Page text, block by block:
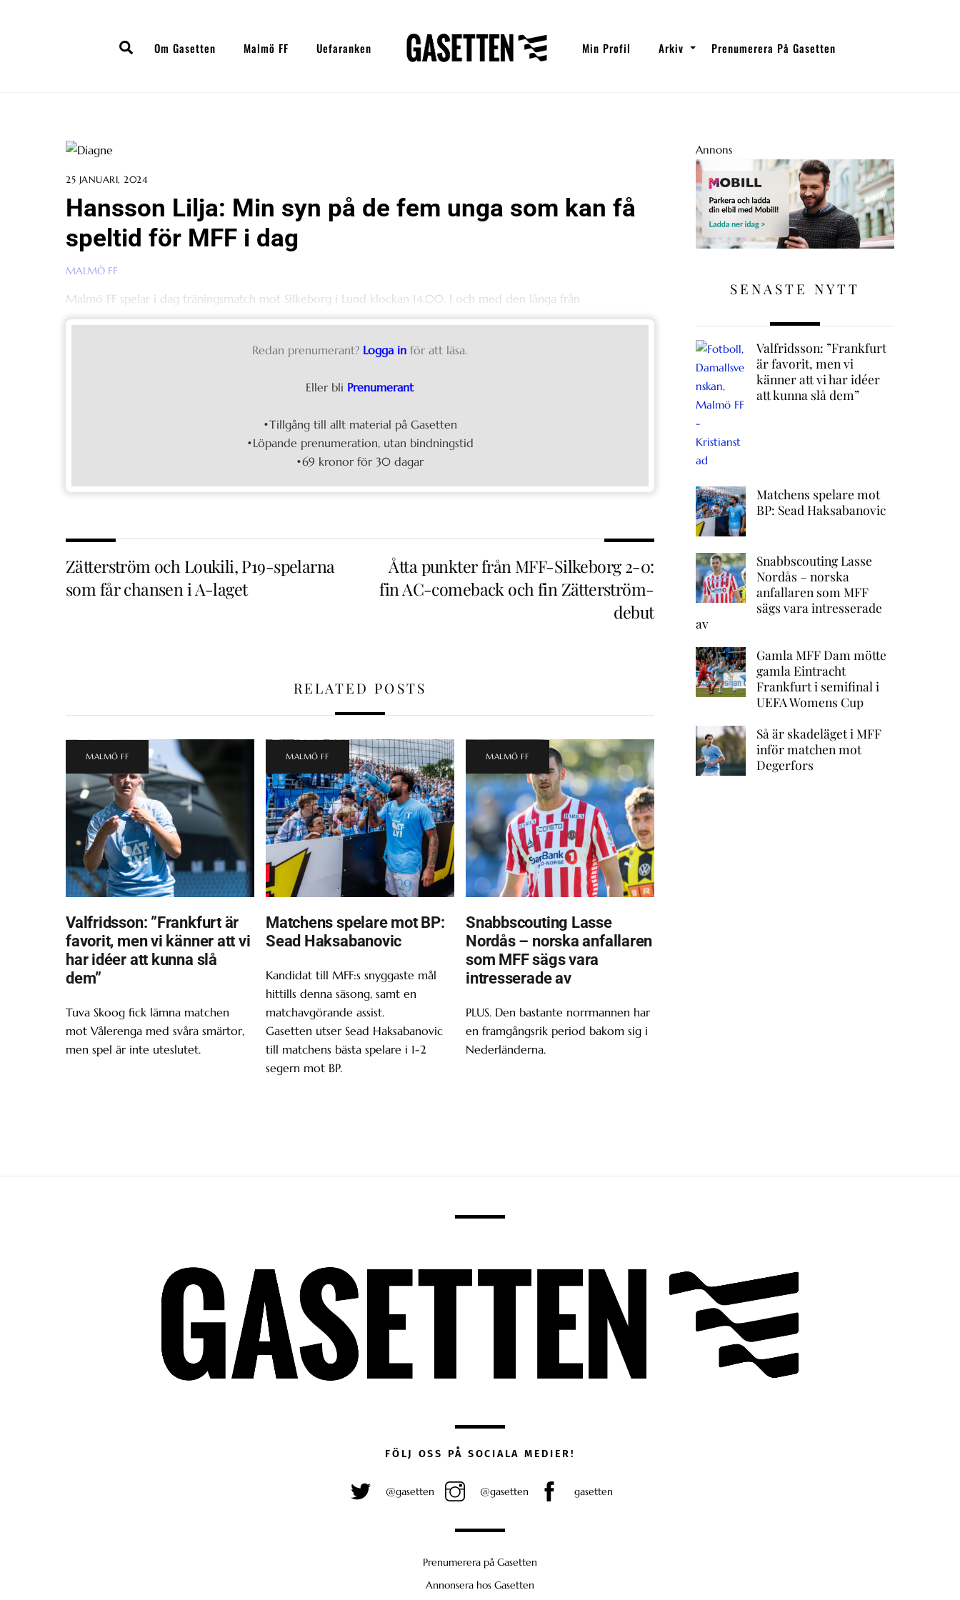
SearchOm Gasetten Malmö FF Uefaranken Min Profil Arkiv Prenumerera På Gasetten
25 JANUARI, 2024
Hansson Lilja: Min syn på de fem unga som kan få
speltid för MFF i dag
MALMÖ FF
Malmö FF spelar i dag träningsmatch mot Silkeborg i Lund klockan 14.00. I och med den långa från
Redan prenumerant? Logga in för att läsa.
Eller bli Prenumerant
•Tillgång till allt material på Gasetten
•Löpande prenumeration, utan bindningstid
•69 kronor för 30 dagar
Zätterström och Loukili, P19-spelarna
som får chansen i A-laget
Åtta punkter från MFF-Silkeborg 2-0:
fin AC-comeback och fin Zätterström-
debut
RELATED POSTS
MALMÖ FF
Valfridsson: ”Frankfurt är
favorit, men vi känner att vi
har idéer att kunna slå
dem”
Tuva Skoog fick lämna matchen
mot Vålerenga med svåra smärtor,
men spel är inte uteslutet.
MALMÖ FF
Matchens spelare mot BP:
Sead Haksabanovic
Kandidat till MFF:s snyggaste mål
hittills denna säsong, samt en
matchavgörande assist.
Gasetten utser Sead Haksabanovic
till matchens bästa spelare i 1-2
segern mot BP.
MALMÖ FF
Snabbscouting Lasse
Nordås – norska anfallaren
som MFF sägs vara
intresserade av
PLUS. Den bastante norrmannen har
en framgångsrik period bakom sig i
Nederländerna.
Annons
SENASTE NYTT
Valfridsson: ”Frankfurt
är favorit, men vi
känner att vi har idéer
att kunna slå dem”
Matchens spelare mot
BP: Sead Haksabanovic
Snabbscouting Lasse
Nordås – norska
anfallaren som MFF
sägs vara intresserade
av
Gamla MFF Dam mötte
gamla Eintracht
Frankfurt i semifinal i
UEFA Womens Cup
Så är skadeläget i MFF
inför matchen mot
Degerfors
FÖLJ OSS PÅ SOCIALA MEDIER!
@gasetten @gasetten gasetten
Prenumerera på Gasetten
Annonsera hos Gasetten